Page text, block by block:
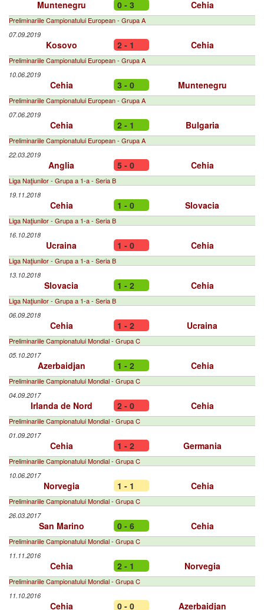
Muntenegru 0 - 3 Cehia
Preliminariile Campionatului European - Grupa A
07.09.2019
Kosovo 2 - 1 Cehia
Preliminariile Campionatului European - Grupa A
10.06.2019
Cehia 3 - 0 Muntenegru
Preliminariile Campionatului European - Grupa A
07.06.2019
Cehia 2 - 1 Bulgaria
Preliminariile Campionatului European - Grupa A
22.03.2019
Anglia 5 - 0 Cehia
Liga Naţiunilor - Grupa a 1-a - Seria B
19.11.2018
Cehia 1 - 0 Slovacia
Liga Naţiunilor - Grupa a 1-a - Seria B
16.10.2018
Ucraina 1 - 0 Cehia
Liga Naţiunilor - Grupa a 1-a - Seria B
13.10.2018
Slovacia 1 - 2 Cehia
Liga Naţiunilor - Grupa a 1-a - Seria B
06.09.2018
Cehia 1 - 2 Ucraina
Preliminariile Campionatului Mondial - Grupa C
05.10.2017
Azerbaidjan 1 - 2 Cehia
Preliminariile Campionatului Mondial - Grupa C
04.09.2017
Irlanda de Nord 2 - 0 Cehia
Preliminariile Campionatului Mondial - Grupa C
01.09.2017
Cehia 1 - 2 Germania
Preliminariile Campionatului Mondial - Grupa C
10.06.2017
Norvegia 1 - 1 Cehia
Preliminariile Campionatului Mondial - Grupa C
26.03.2017
San Marino 0 - 6 Cehia
Preliminariile Campionatului Mondial - Grupa C
11.11.2016
Cehia 2 - 1 Norvegia
Preliminariile Campionatului Mondial - Grupa C
11.10.2016
Cehia 0 - 0 Azerbaidjan